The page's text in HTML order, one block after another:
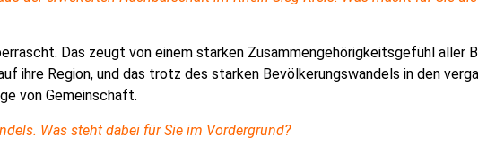
Das zeugt von einem starken Zusammengehörigkeitsgefühl aller
ihre Region, und das trotz des starken Bevölkerungswandels in den
von Gemeinschaft.
Was steht dabei für Sie im Vordergrund?